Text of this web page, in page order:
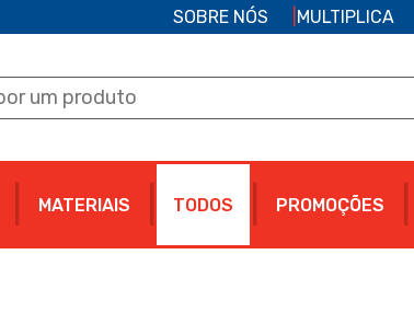
SOBRE NÓS MULTIPLICA
MATERIAIS TODOS PROMOÇÕES